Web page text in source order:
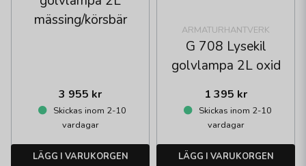
mässing/körsbär
3 955 kr
Skickas inom 2-10
vardagar
LÄGG I VARUKORGEN
ARMATURHANTVERK
G 708 Lysekil
golvlampa 2L oxid
1 395 kr
Skickas inom 2-10
vardagar
LÄGG I VARUKORGEN